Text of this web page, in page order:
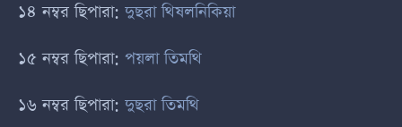
১৪ নম্বর ছিপারা: দুছরা থিষলনিকিয়া
১৫ নম্বর ছিপারা: পয়লা তিমথি
১৬ নম্বর ছিপারা: দুছরা তিমথি